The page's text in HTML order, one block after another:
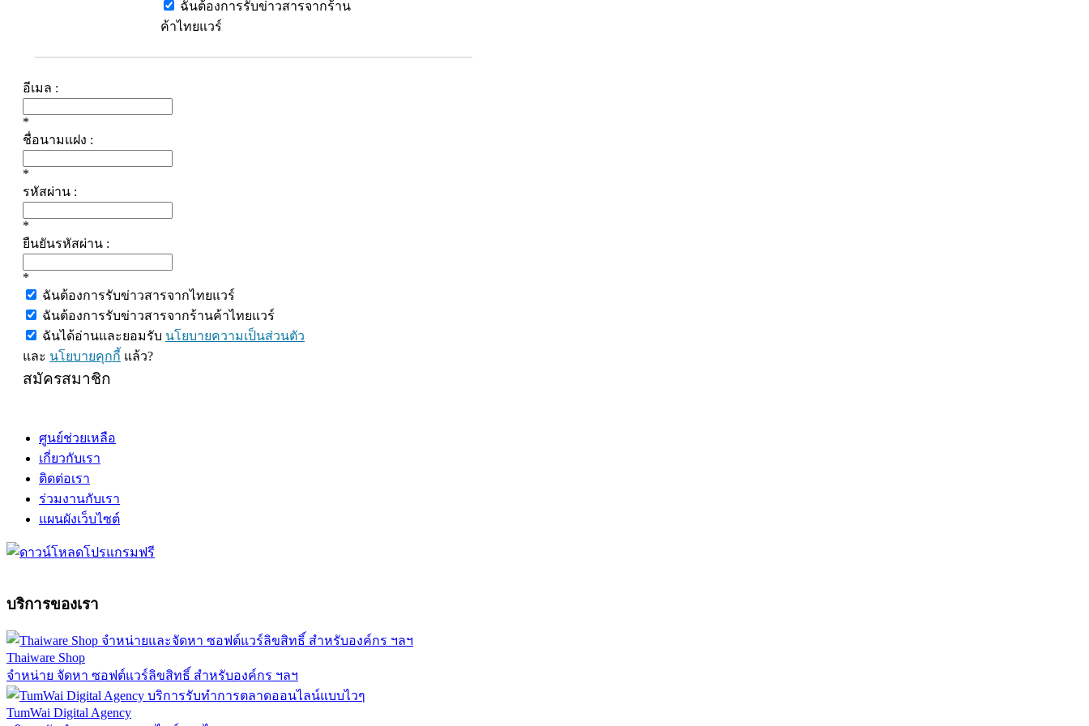
ฉันต้องการรับข่าวสารจากร้าน
ค้าไทยแวร์
อีเมล :
*
ชื่อนามแฝง :
*
รหัสผ่าน :
*
ยืนยันรหัสผ่าน :
*
ฉันต้องการรับข่าวสารจากไทยแวร์
ฉันต้องการรับข่าวสารจากร้านค้าไทยแวร์
ฉันได้อ่านและยอมรับ นโยบายความเป็นส่วนตัว
และ นโยบายคุกกี้ แล้ว?
สมัครสมาชิก
ศูนย์ช่วยเหลือ
เกี่ยวกับเรา
ติดต่อเรา
ร่วมงานกับเรา
แผนผังเว็บไซต์
บริการของเรา
Thaiware Shop
จำหน่าย จัดหา ซอฟต์แวร์ลิขสิทธิ์ สำหรับองค์กร ฯลฯ
TumWai Digital Agency